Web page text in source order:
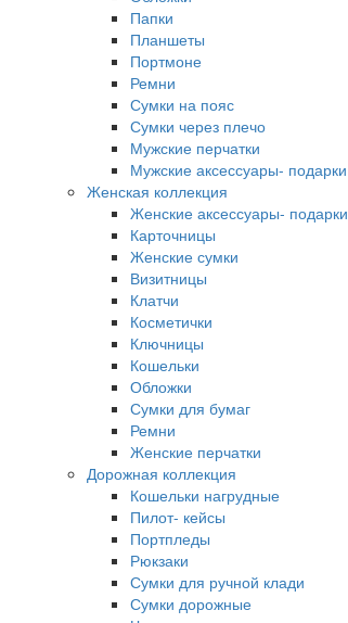
Папки
Планшеты
Портмоне
Ремни
Сумки на пояс
Сумки через плечо
Мужские перчатки
Мужские аксессуары- подарки
Женская коллекция
Женские аксессуары- подарки
Карточницы
Женские сумки
Визитницы
Клатчи
Косметички
Ключницы
Кошельки
Обложки
Сумки для бумаг
Ремни
Женские перчатки
Дорожная коллекция
Кошельки нагрудные
Пилот- кейсы
Портпледы
Рюкзаки
Сумки для ручной клади
Сумки дорожные